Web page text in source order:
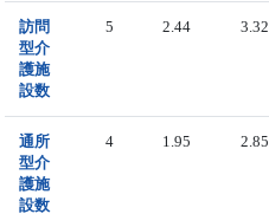
訪問
型介
護施
設数
5 2.44 3.32
通所
型介
護施
設数
4 1.95 2.85